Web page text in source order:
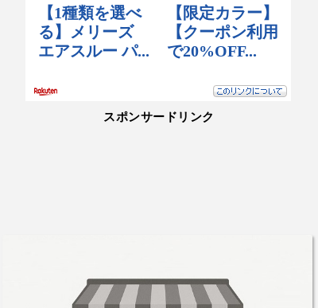
スポンサードリンク